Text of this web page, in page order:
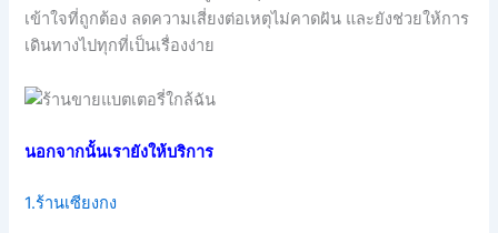
เข้าใจที่ถูกต้อง ลดความเสี่ยงต่อเหตุไม่คาดฝัน และยังช่วยให้การ
เดินทางไปทุกที่เป็นเรื่องง่าย
นอกจากนั้นเรายังให้บริการ
1.ร้านเซียงกง